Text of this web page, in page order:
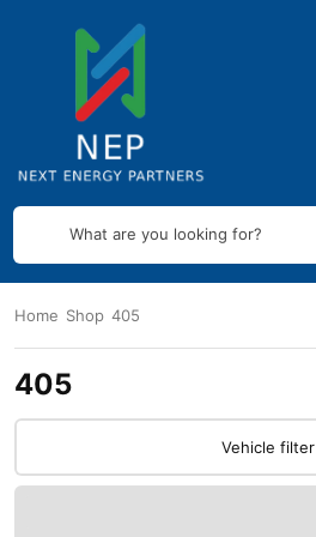
What are you looking for?
Home Shop 405
405
Vehicle filter